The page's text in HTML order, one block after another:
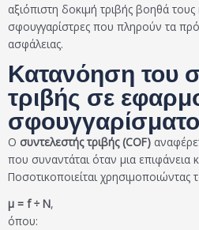
αξιόπιστη δοκιμή τριβής βοηθά
σφουγγαρίστρες που πληρούν τα
ασφάλειας.
Κατανόηση του
τριβής σε
Ο συντελεστής τριβής (COF)
που συναντάται όταν μια επιφάνεια
Ποσοτικοποιείται χρησιμοποιώντας
μ = f ÷ N,
όπου: